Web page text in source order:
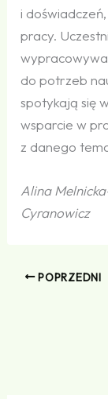
i
pracy.
do potrzeb
spotykają się
wsparcie w
z danego
Alina
Cyranowicz
POPRZEDNI